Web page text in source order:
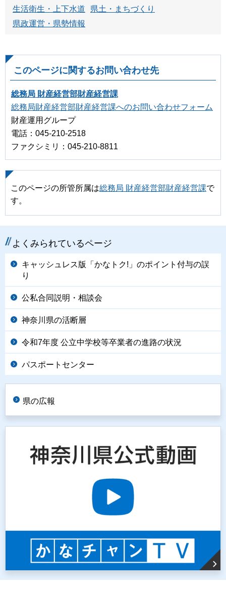
生活衛生・上下水道
県土・まちづくり
県政運営・県勢情報
このページに関するお問い合わせ先
総務局 財産経営部財産経営課
総務局財産経営部財産経営課へのお問い合わせフォーム
財産運用グループ
電話：045-210-2518
ファクシミリ：045-210-8811
このページの所管所属は総務局 財産経営部財産経営課で
す。
よくみられているページ
キャッシュレス版「かなトク!」のポイント付与の誤
り
公私合同説明・相談会
神奈川県の活断層
令和7年度 公立中学校等卒業者の進路の状況
パスポートセンター
県の広報